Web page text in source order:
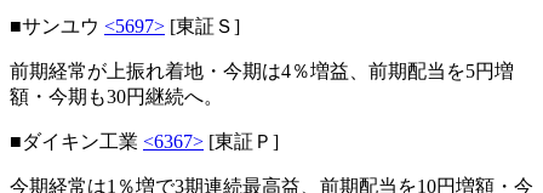
■サンユウ <5697> [東証Ｓ]
前期経常が上振れ着地・今期は4％増益、前期配当を5円増
額・今期も30円継続へ。
■ダイキン工業 <6367> [東証Ｐ]
今期経常は1％増で3期連続最高益、前期配当を10円増額・今